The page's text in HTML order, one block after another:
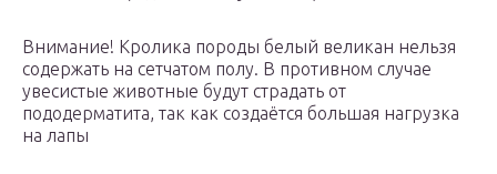
Внимание! Кролика породы белый великан нельзя
содержать на сетчатом полу. В противном случае
увесистые животные будут страдать от
пододерматита, так как создаётся большая нагрузка
на лапы